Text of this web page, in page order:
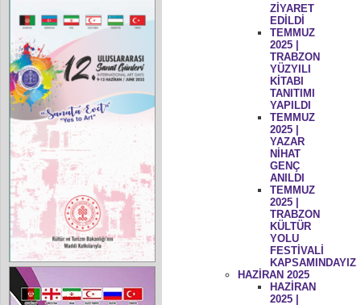
ZİYARET
EDİLDİ
TEMMUZ
2025 |
TRABZON
YÜZYILI
KİTABI
TANITIMI
YAPILDI
TEMMUZ
2025 |
YAZAR
NİHAT
GENÇ
ANILDI
TEMMUZ
2025 |
TRABZON
KÜLTÜR
YOLU
FESTİVALİ
KAPSAMINDAYIZ
HAZİRAN 2025
HAZİRAN
2025 |